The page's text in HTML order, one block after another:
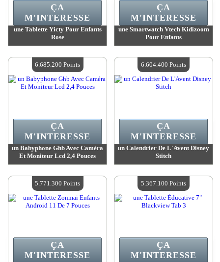
une Tablette Yicty Pour Enfants
Rose
Quantité Disponible :4
ÇA
M'INTERESSE
une Smartwatch Vtech Kidizoom
Pour Enfants
Quantité Disponible :4
ÇA
M'INTERESSE
un Babyphone Ghb Avec Caméra
Et Moniteur Lcd 2,4 Pouces
Quantité Disponible :4
ÇA
M'INTERESSE
6.685.200 Points
un Calendrier De L'Avent Disney
Stitch
Quantité Disponible :4
ÇA
M'INTERESSE
6.604.400 Points
ÇA
M'INTERESSE
5.771.300 Points
ÇA
M'INTERESSE
5.367.100 Points